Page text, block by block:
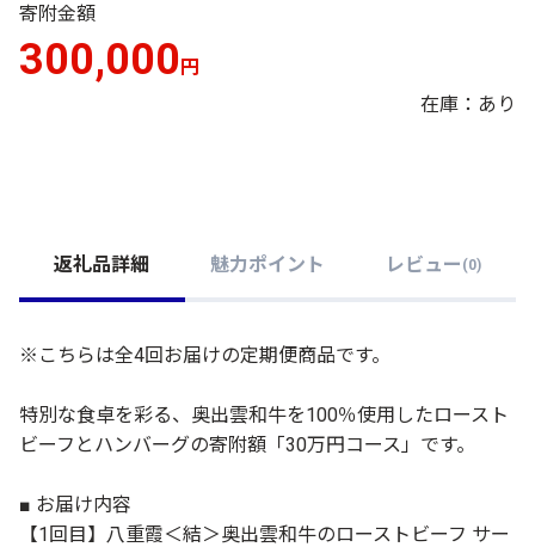
寄附金額
300,000 円
在庫：あり
返礼品詳細 魅力ポイント レビュー (0)
※こちらは全4回お届けの定期便商品です。
特別な食卓を彩る、奥出雲和牛を100％使用したロースト
ビーフとハンバーグの寄附額「30万円コース」です。
■ お届け内容
【1回目】八重霞＜結＞奥出雲和牛のローストビーフ サー